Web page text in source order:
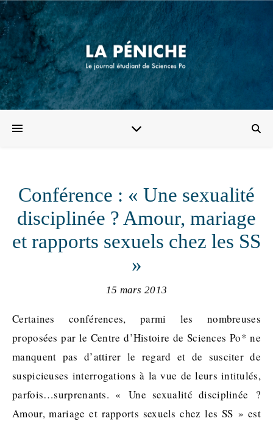
Conférence : « Une sexualité
disciplinée ? Amour, mariage
et rapports sexuels chez les SS
»
15 mars 2013
Certaines conférences, parmi les nombreuses
proposées par le Centre d’Histoire de Sciences Po* ne
manquent pas d’attirer le regard et de susciter de
suspicieuses interrogations à la vue de leurs intitulés,
parfois…surprenants. « Une sexualité disciplinée ?
Amour, mariage et rapports sexuels chez les SS » est